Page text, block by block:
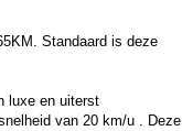
Standaard is deze
luxe en uiterst
van 20 km/u . Deze